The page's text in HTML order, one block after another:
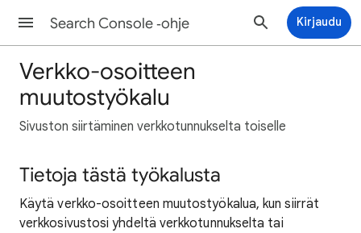
Search Console ‑ohje Kirjaudu
Verkko-osoitteen
muutostyökalu
Sivuston siirtäminen verkkotunnukselta toiselle
Tietoja tästä työkalusta
Käytä verkko-osoitteen muutostyökalua, kun siirrät
verkkosivustosi yhdeltä verkkotunnukselta tai